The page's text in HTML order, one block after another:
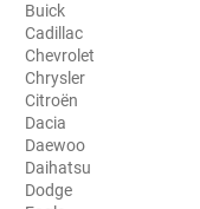
Opel
Peugeot
Porsche
Renault
Buick
Cadillac
Chevrolet
Chrysler
Citroën
Dacia
Daewoo
Daihatsu
Dodge